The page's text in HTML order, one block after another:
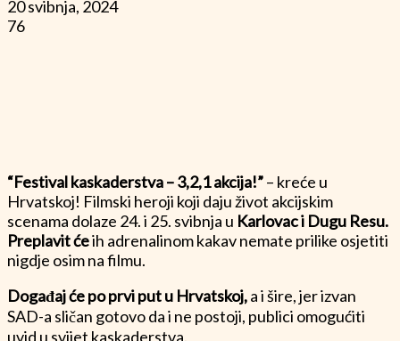
20 svibnja, 2024
76
“Festival kaskaderstva – 3,2,1 akcija!”– kreće u
Hrvatskoj! Filmski heroji koji daju život akcijskim
scenama dolaze 24. i 25. svibnja u Karlovac i Dugu Resu.
Preplavit ćeih adrenalinom kakav nemate prilike osjetiti
nigdje osim na filmu.
Događaj će po prvi put u Hrvatskoj,a i šire, jer izvan
SAD-a sličan gotovo da i ne postoji, publici omogućiti
uvid u svijet kaskaderstva.